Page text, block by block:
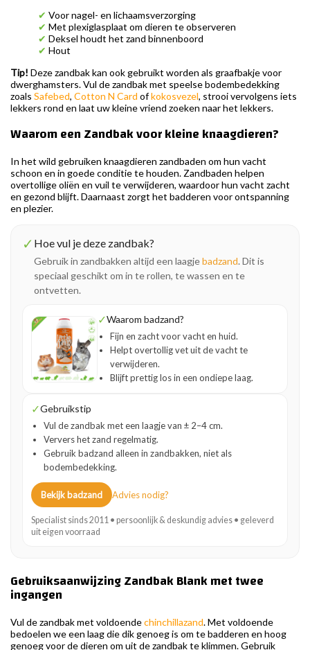
✔ Voor nagel- en lichaamsverzorging
✔ Met plexiglasplaat om dieren te observeren
✔ Deksel houdt het zand binnenboord
✔ Hout
Tip! Deze zandbak kan ook gebruikt worden als graafbakje voor
dwerghamsters. Vul de zandbak met speelse bodembedekking
zoals Safebed, Cotton N Card ofkokosvezel, strooi vervolgens iets
lekkers rond en laat uw kleine vriend zoeken naar het lekkers.
Waarom een Zandbak voor kleine knaagdieren?
In het wild gebruiken knaagdieren zandbaden om hun vacht
schoon en in goede conditie te houden. Zandbaden helpen
overtollige oliën en vuil te verwijderen, waardoor hun vacht zacht
en gezond blijft. Daarnaast zorgt het badderen voor ontspanning
en plezier.
✓ Hoe vul je deze zandbak?
Gebruik in zandbakken altijd een laagjebadzand. Dit is
speciaal geschikt om in te rollen, te wassen en te
ontvetten.
✓Waarom badzand?
Fijn en zacht voor vacht en huid.
Helpt overtollig vet uit de vacht te
verwijderen.
Blijft prettig los in een ondiepe laag.
✓Gebruikstip
Vul de zandbak met een laagje van ± 2–4 cm.
Ververs het zand regelmatig.
Gebruik badzand alleen in zandbakken, niet als
bodembedekking.
Bekijk badzand Advies nodig?
Specialist sinds 2011 • persoonlijk & deskundig advies • geleverd
uit eigen voorraad
Gebruiksaanwijzing Zandbak Blank met twee
ingangen
Vul de zandbak met voldoendechinchillazand. Met voldoende
bedoelen we een laag die dik genoeg is om te badderen en hoog
genoeg voor de dieren om uit de zandbak te klimmen. Gebruik